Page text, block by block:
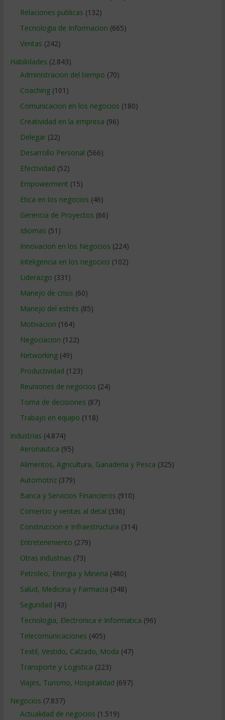
Relaciones publicas (132)
Tecnologia de Informacion (665)
Ventas (242)
Habilidades (2.843)
Administracion del tiempo (70)
Coaching(101)
Comunicacion en los negocios (180)
Creatividad en la empresa (96)
Delegar(22)
Desarrollo Personal (566)
Efectividad (52)
Empowerment (15)
Etica en los negocios (46)
Gerencia de Proyectos (66)
Idiomas (51)
Innovacion en los Negocios (224)
Inteligencia en los negocios (102)
Liderazgo (331)
Manejo de crisis (60)
Manejo del estrés (85)
Motivacion (164)
Negociacion (122)
Networking(49)
Productividad (123)
Reuniones de negocios (24)
Toma de decisiones (87)
Trabajo en equipo (118)
Industrias (4.874)
Aeronautica (95)
Alimentos, Agricultura, Ganaderia y Pesca (325)
Automotriz(379)
Banca y Servicios Financieros (910)
Comercio y ventas al detal (336)
Construccion e Infraestructura (314)
Entretenimiento (279)
Otras industrias (73)
Petroleo, Energia y Mineria (480)
Salud, Medicina y Farmacia (348)
Seguridad (43)
Tecnologia, Electronica e Informatica (96)
Telecomunicaciones (405)
Textil, Vestido, Calzado, Moda (47)
Transporte y Logistica (223)
Viajes, Turismo, Hospitalidad (697)
Negocios (7.837)
Actualidad de negocios (1.519)